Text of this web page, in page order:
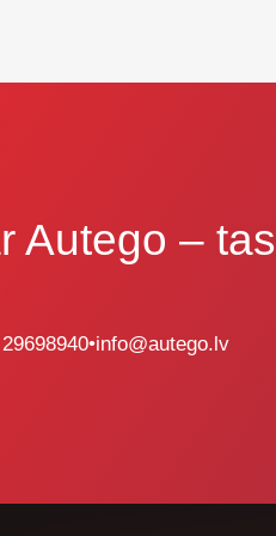
Autego – tas
•info@autego.lv